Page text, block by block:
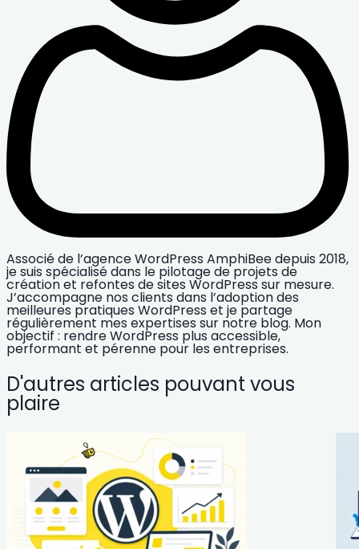
Associé de l’agence WordPress AmphiBee depuis 2018,
je suis spécialisé dans le pilotage de projets de
création et refontes de sites WordPress sur mesure.
J’accompagne nos clients dans l’adoption des
meilleures pratiques WordPress et je partage
régulièrement mes expertises sur notre blog. Mon
objectif : rendre WordPress plus accessible,
performant et pérenne pour les entreprises.
D'autres articles pouvant vous
plaire